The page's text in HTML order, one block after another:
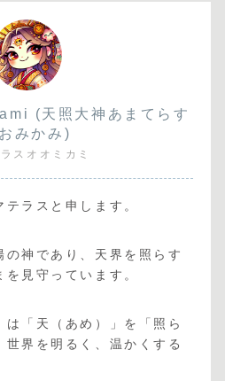
(天照大神あまてらす
みかみ)
スオオミカミ
ラスと申します。
の神であり、天界を照らす
見守っています。
「天（あめ）」を「照ら
界を明るく、温かくする